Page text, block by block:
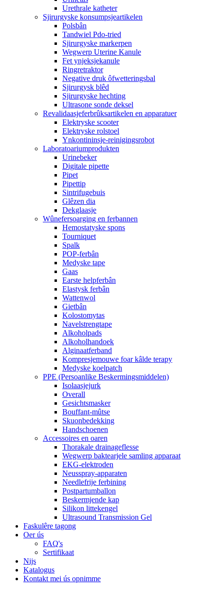
Urethrale katheter
Sjirurgyske konsumpsjeartikelen
Polsbân
Tandwiel Pdo-tried
Sjirurgyske markerpen
Wegwerp Uterine Kanule
Fet ynjeksjekanule
Ringretraktor
Negative druk ôfwetteringsbal
Sjirurgysk blêd
Sjirurgyske hechting
Ultrasone sonde deksel
Revalidaasjeferbrûksartikelen en apparatuer
Elektryske scooter
Elektryske rolstoel
Ynkontininsje-reinigingsrobot
Laboratoariumprodukten
Urinebeker
Digitale pipette
Pipet
Pipettip
Sintrifugebuis
Glêzen dia
Dekglaasje
Wûnefersoarging en ferbannen
Hemostatyske spons
Tourniquet
Spalk
POP-ferbân
Medyske tape
Gaas
Earste helpferbân
Elastysk ferbân
Wattenwol
Gietbân
Kolostomytas
Navelstrengtape
Alkoholpads
Alkoholhandoek
Alginaatferband
Kompresjemouwe foar kâlde terapy
Medyske koelpatch
PPE (Persoanlike Beskermingsmiddelen)
Isolaasjejurk
Overall
Gesichtsmasker
Bouffant-mûtse
Skuonbedekking
Handschoenen
Accessoires en oaren
Thorakale drainageflesse
Wegwerp baktearjele samling apparaat
EKG-elektroden
Neusspray-apparaten
Needlefrije ferbining
Postpartumballon
Beskermjende kap
Silikon littekengel
Ultrasound Transmission Gel
Faskulêre tagong
Oer ús
FAQ's
Sertifikaat
Nijs
Katalogus
Kontakt mei ús opnimme